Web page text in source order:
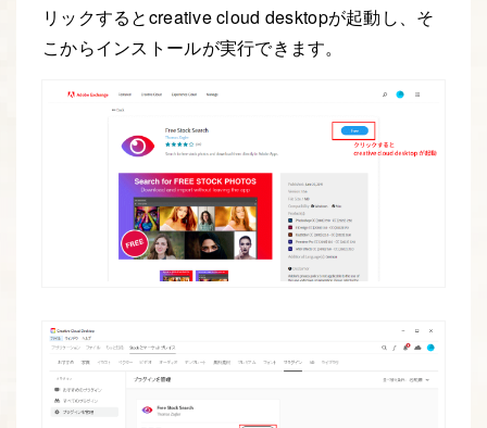
リックするとcreative cloud desktopが起動し、そ
こからインストールが実行できます。